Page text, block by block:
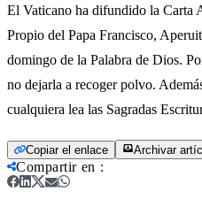
El Vaticano ha difundido la Carta
Propio del Papa Francisco,
domingo de la Palabra de Dios.
no dejarla a recoger polvo.
cualquiera lea las Sagradas
Copiar el enlace Archivar
Compartir en :